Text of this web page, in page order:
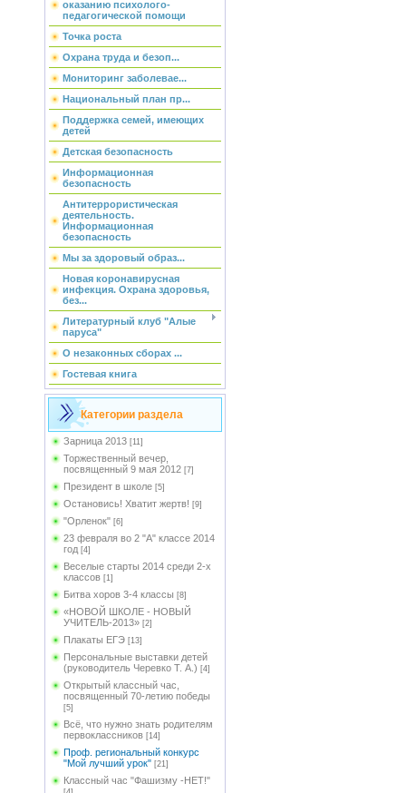
оказанию психолого-
педагогической помощи
Точка роста
Охрана труда и безоп...
Мониторинг заболевае...
Национальный план пр...
Поддержка семей, имеющих
детей
Детская безопасность
Информационная
безопасность
Антитеррористическая
деятельность.
Информационная
безопасность
Мы за здоровый образ...
Новая коронавирусная
инфекция. Охрана здоровья,
без...
Литературный клуб "Алые
паруса"
О незаконных сборах ...
Гостевая книга
Категории раздела
Зарница 2013 [11]
Торжественный вечер,
посвященный 9 мая 2012 [7]
Президент в школе [5]
Остановись! Хватит жертв! [9]
"Орленок" [6]
23 февраля во 2 "А" классе 2014
год [4]
Веселые старты 2014 среди 2-х
классов [1]
Битва хоров 3-4 классы [8]
«НОВОЙ ШКОЛЕ - НОВЫЙ
УЧИТЕЛЬ-2013» [2]
Плакаты ЕГЭ [13]
Персональные выставки детей
(руководитель Черевко Т. А.) [4]
Открытый классный час,
посвященный 70-летию победы
[5]
Всё, что нужно знать родителям
первоклассников [14]
Проф. региональный конкурс
"Мой лучший урок" [21]
Классный час "Фашизму -НЕТ!"